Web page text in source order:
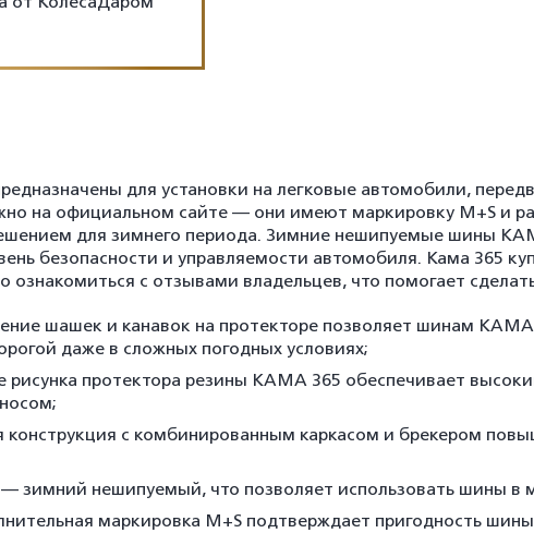
для установки на легковые автомобили,
на официальном сайте — они имеют маркировку M+S и
для зимнего периода. Зимние нешипуемые шины
безопасности и управляемости автомобиля. Кама 365
с отзывами владельцев, что помогает
шашек и канавок на протекторе позволяет шинам
даже в сложных погодных условиях;
рисунка протектора резины КАМА 365 обеспечивает
конструкция с комбинированным каркасом и брекером
зимний нешипуемый, что позволяет использовать шины в
маркировка M+S подтверждает пригодность